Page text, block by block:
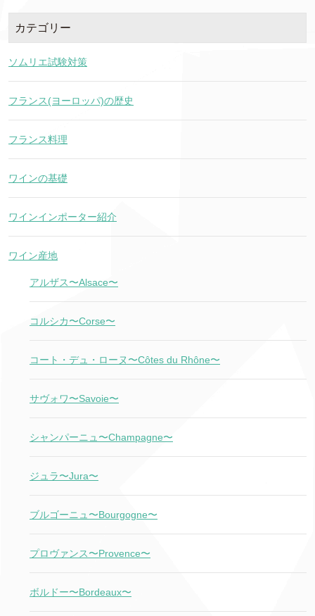
カテゴリー
ソムリエ試験対策
フランス(ヨーロッパ)の歴史
フランス料理
ワインの基礎
ワインインポーター紹介
ワイン産地
アルザス〜Alsace〜
コルシカ〜Corse〜
コート・デュ・ローヌ〜Côtes du Rhône〜
サヴォワ〜Savoie〜
シャンパーニュ〜Champagne〜
ジュラ〜Jura〜
ブルゴーニュ〜Bourgogne〜
プロヴァンス〜Provence〜
ボルドー〜Bordeaux〜